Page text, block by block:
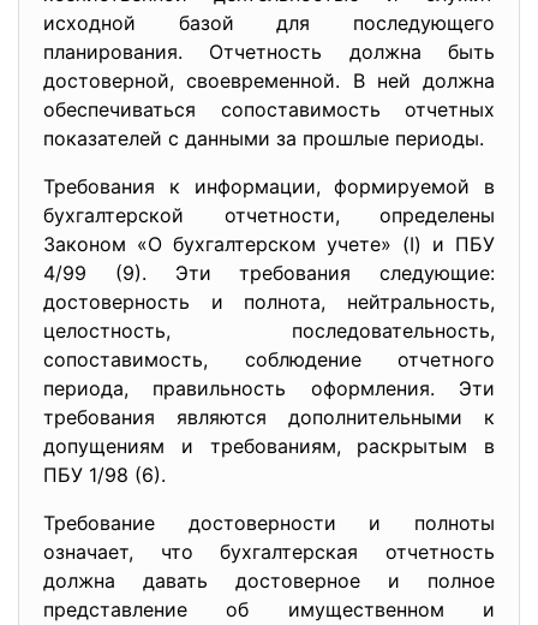
исходной базой для последующего
планирования. Отчетность должна быть
достоверной, своевременной. В ней должна
обеспечиваться сопоставимость отчетных
показателей с данными за прошлые периоды.
Требования к информации, формируемой в
бухгалтерской отчетности, определены
Законом «О бухгалтерском учете» (I) и ПБУ
4/99 (9). Эти требования следующие:
достоверность и полнота, нейтральность,
целостность, последовательность,
сопоставимость, соблюдение отчетного
периода, правильность оформления. Эти
требования являются дополнительными к
допущениям и требованиям, раскрытым в
ПБУ 1/98 (6).
Требование достоверности и полноты
означает, что бухгалтерская отчетность
должна давать достоверное и полное
представление об имущественном и